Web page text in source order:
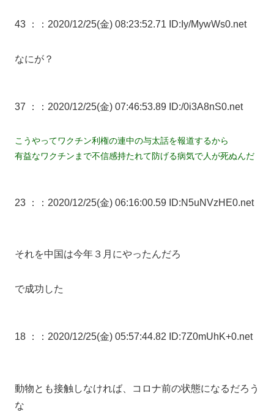
43 ： ：2020/12/25(金) 08:23:52.71 ID:Iy/MywWs0.net
なにが？
37 ： ：2020/12/25(金) 07:46:53.89 ID:/0i3A8nS0.net
こうやってワクチン利権の連中の与太話を報道するから
有益なワクチンまで不信感持たれて防げる病気で人が死ぬんだ
23 ： ：2020/12/25(金) 06:16:00.59 ID:N5uNVzHE0.net
それを中国は今年３月にやったんだろ
で成功した
18 ： ：2020/12/25(金) 05:57:44.82 ID:7Z0mUhK+0.net
動物とも接触しなければ、コロナ前の状態になるだろう
な